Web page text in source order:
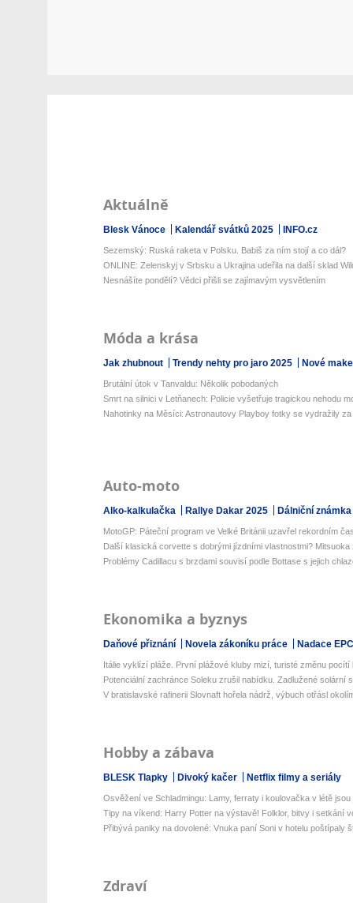
Aktuálně
Blesk Vánoce Kalendář svátků 2025 INFO.cz
Sezemský: Ruská raketa v Polsku. Babiš za ním stojí a co dál?
ONLINE: Zelenskyj v Srbsku a Ukrajina udeřila na další sklad
Nesnášíte pondělí? Vědci přišli se zajímavým vysvětlením
Móda a krása
Jak zhubnout Trendy nehty pro jaro 2025 Nové
Brutální útok v Tanvaldu: Několik pobodaných
Smrt na silnici v Letňanech: Policie vyšetřuje tragickou nehodu
Nahotinky na Měsíci: Astronautovy Playboy fotky se vydražily za
Auto-moto
Alko-kalkulačka Rallye Dakar 2025 Dálniční
MotoGP: Páteční program ve Velké Británii uzavřel rekordním
Další klasická corvette s dobrými jízdními vlastnostmi? Mitsuoka
Problémy Cadillacu s brzdami souvisí podle Bottase s jejich
Ekonomika a byznys
Daňové přiznání Novela zákoníku práce Nadace
Itálie vyklízí pláže. První plážové kluby mizí, turisté změnu pocítí
Potenciální zachránce Soleku zrušil nabídku. Zadlužené solární
V bratislavské rafinerii Slovnaft hořela nádrž, výbuch otřásl
Hobby a zábava
BLESK Tlapky Divoký kačer Netflix filmy a seriály
Osvěžení ve Schladmingu: Lamy, ferraty i koulovačka v létě jsou
Tipy na víkend: Harry Potter na výstavě! Folklor, bitvy i setkání
Přibývá paniky na dovolené: Vnuka paní Soni v hotelu poštípaly
Zdraví